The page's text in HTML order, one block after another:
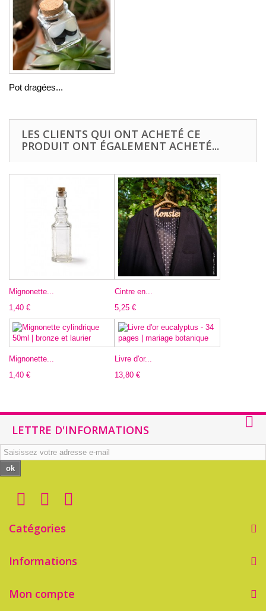
Pot dragées...
LES CLIENTS QUI ONT ACHETÉ CE
PRODUIT ONT ÉGALEMENT ACHETÉ...
Mignonette...
1,40 €
Cintre en...
5,25 €
Mignonette...
1,40 €
Livre d'or...
13,80 €
LETTRE D'INFORMATIONS
ok
Catégories
Informations
Mon compte